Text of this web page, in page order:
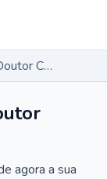
Cardiologista em Doutor Camargo - PR
agora a sua